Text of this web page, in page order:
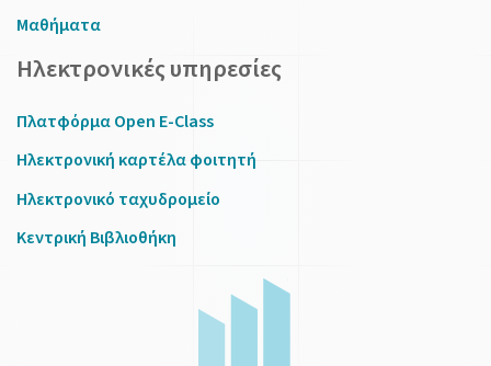
Μαθήματα
Ηλεκτρονικές υπηρεσίες
Πλατφόρμα Open E-Class
Ηλεκτρονική καρτέλα φοιτητή
Ηλεκτρονικό ταχυδρομείο
Κεντρική Βιβλιοθήκη